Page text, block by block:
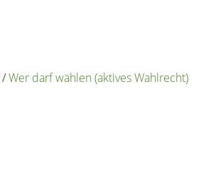
/Wer darf wählen (aktives Wahlrecht)